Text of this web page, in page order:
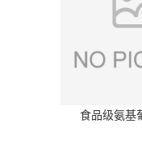
食品级氨基